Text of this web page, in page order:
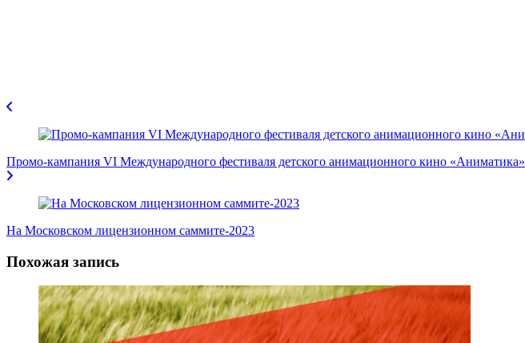
Навигация
записям
Промо-кампания VI Международного фестиваля детского анимационного кино «Аниматика»
На Московском лицензионном саммите-2023
Похожая запись